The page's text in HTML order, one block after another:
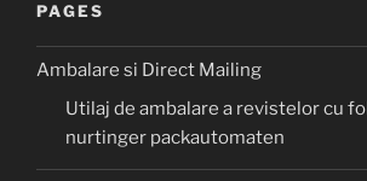
PAGES
Ambalare si Direct Mailing
Utilaj de ambalare a revistelor cu
nurtinger packautomaten